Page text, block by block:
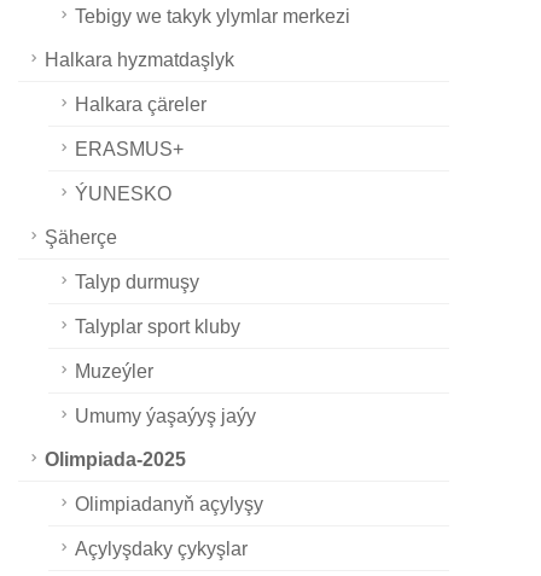
Tebigy we takyk ylymlar merkezi
Halkara hyzmatdaşlyk
Halkara çäreler
ERASMUS+
ÝUNESKO
Şäherçe
Talyp durmuşy
Talyplar sport kluby
Muzeýler
Umumy ýaşaýyş jaýy
Olimpiada-2025
Olimpiadanyň açylyşy
Açylyşdaky çykyşlar